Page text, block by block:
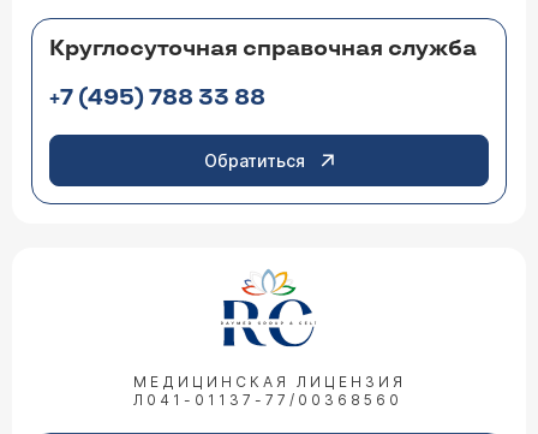
Круглосуточная справочная служба
+7 (495) 788 33 88
Обратиться
МЕДИЦИНСКАЯ ЛИЦЕНЗИЯ
Л041-01137-77/00368560